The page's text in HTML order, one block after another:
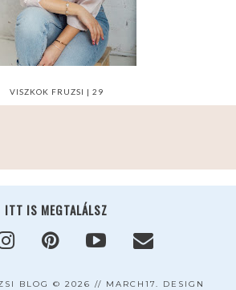
VISZKOK FRUZSI | 29
ITT IS MEGTALÁLSZ
BLOG © 2026 // MARCH17. DESIGN